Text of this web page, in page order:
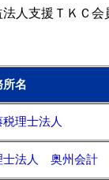
人支援ＴＫＣ
所名
税理士法人
士法人 奥州会計